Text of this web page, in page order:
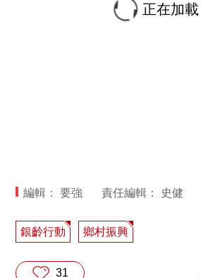
正在加載
編輯： 要強 責任編輯： 史健
銀齡行動 鄉村振興
31